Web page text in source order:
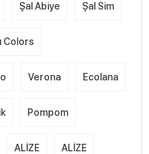
Şal Abiye Şal Sim
Colors
Verona Ecolana
Pompom
ALİZE ALİZE